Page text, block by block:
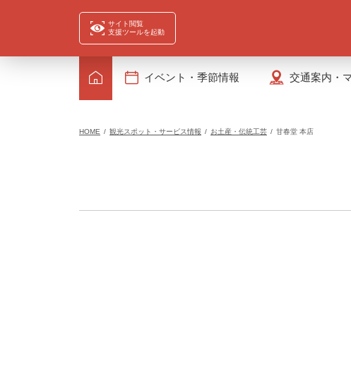
サイト閲覧
支援ツールを起動
イベント・季節情報 交通案内・
HOME 観光スポット・サービス情報 お土産・伝統工芸 甘春堂 本店